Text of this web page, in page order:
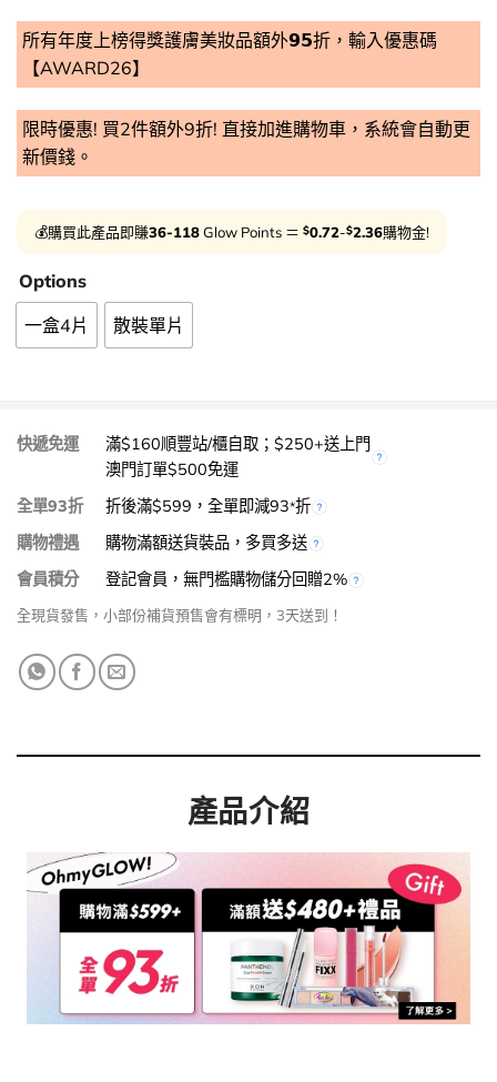
所有年度上榜得獎護膚美妝品額外𝟵𝟱折，輸入優惠碼
【AWARD26】
限時優惠! 買2件額外9折! 直接加進購物車，系統會自動更
新價錢。
💰購買此產品即賺36-118Glow Points ＝ $0.72-$2.36購物金!
Options
一盒4片 散裝單片
快遞免運
滿$160順豐站/櫃自取；$250+送上門
澳門訂單$500免運
全單93折
折後滿$599，全單即減93*折
購物禮遇
購物滿額送貨裝品，多買多送
會員積分
登記會員，無門檻購物儲分回贈2%
全現貨發售，小部份補貨預售會有標明，3天送到！
產品介紹